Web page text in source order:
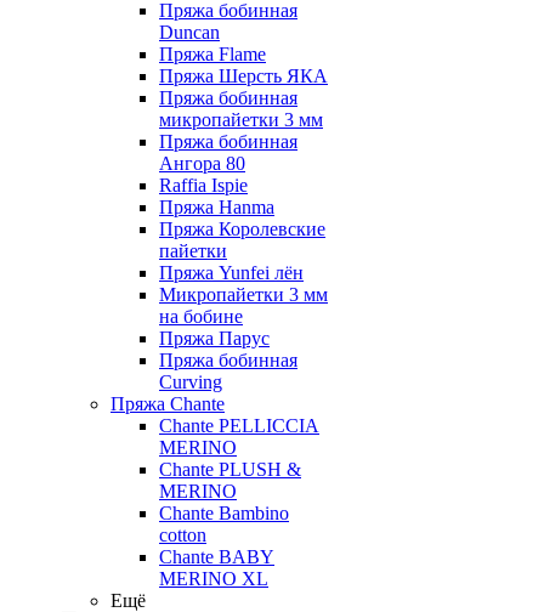
Пряжа бобинная
Duncan
Пряжа Flame
Пряжа Шерсть ЯКА
Пряжа бобинная
микропайетки 3 мм
Пряжа бобинная
Ангора 80
Raffia Ispie
Пряжа Hanma
Пряжа Королевские
пайетки
Пряжа Yunfei лён
Микропайетки 3 мм
на бобине
Пряжа Парус
Пряжа бобинная
Curving
Пряжа Chante
Chante PELLICCIA
MERINO
Chante PLUSH &
MERINO
Chante Bambino
cotton
Chante BABY
MERINO XL
Ещё